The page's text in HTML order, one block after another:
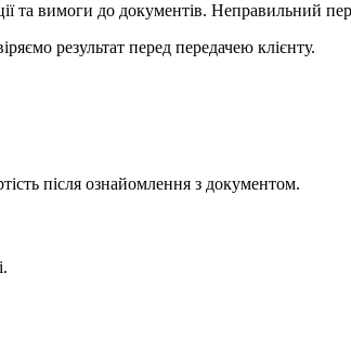
та вимоги до документів. Неправильний
результат перед передачею клієнту.
після ознайомлення з документом.